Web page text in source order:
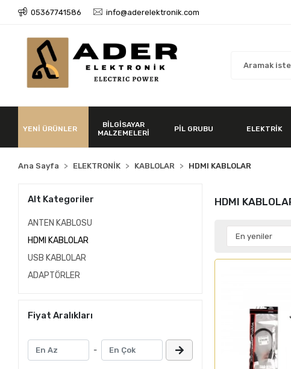
05367741586 info@aderelektronik.com
YENİ ÜRÜNLER
BİLGİSAYAR
MALZEMELERİ
PİL GRUBU ELEKTRİK
Ana Sayfa ELEKTRONİK KABLOLAR HDMI KABLOLAR
Alt Kategoriler
ANTEN KABLOSU
HDMI KABLOLAR
USB KABLOLAR
ADAPTÖRLER
Fiyat Aralıkları
-
HDMI